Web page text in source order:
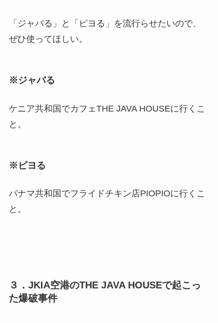
「ジャバる」と「ピヨる」を流行らせたいので、
ぜひ使ってほしい。
※ジャバる
ケニア共和国でカフェTHE JAVA HOUSEに行くこ
と。
※ピヨる
パナマ共和国でフライドチキン店PIOPIOに行くこ
と。
３．JKIA空港のTHE JAVA HOUSEで起こっ
た爆破事件